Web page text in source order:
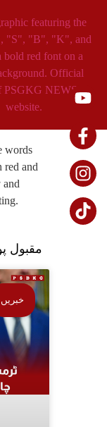
مقبول
خبریں